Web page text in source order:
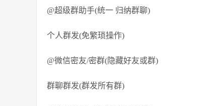
@超级群助手(统一 归纳群聊)
个人群发(免繁琐操作)
@微信密友/密群(隐藏好友或群)
群聊群发(群发所有群)